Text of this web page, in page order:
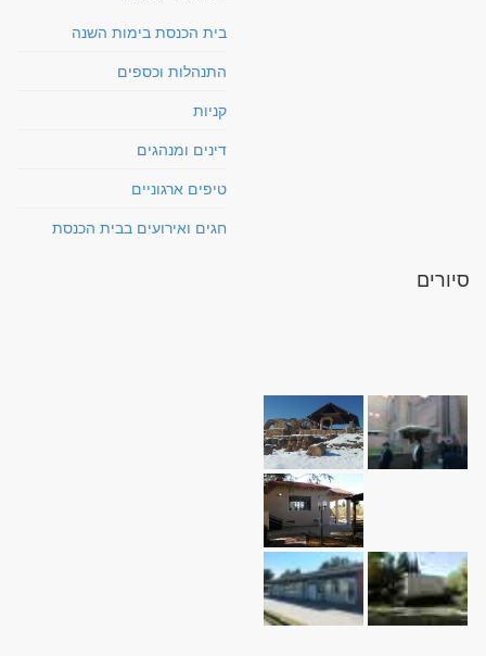
בית הכנסת בימות השנה
התנהלות וכספים
קניות
דינים ומנהגים
טיפים ארגוניים
חגים ואירועים בבית הכנסת
סיורים